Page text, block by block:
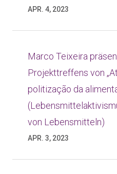
APR. 4, 2023
Marco Teixeira
Projekttreffens von
politização da
von Lebensmitteln)
APR. 3, 2023